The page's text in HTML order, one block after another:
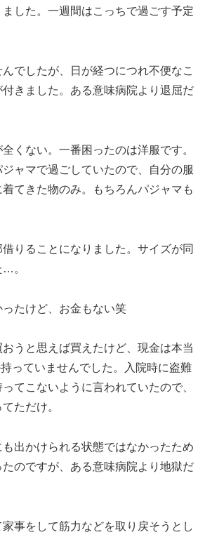
した。一週間はこっちで過ごす予定
でしたが、日が経つにつれ不便なこ
きました。ある意味病院より退屈だ
くない。一番困ったのは洋服です。
ャマで過ごしていたので、自分の服
てきた物のみ。もちろんパジャマも
りることになりました。サイズが同
…。
たけど、お金もない笑
うと思えば買えたけど、現金は本当
っていませんでした。入院時に盗難
てこないように言われていたので、
ただけ。
出かけられる状態ではなかったため
のですが、ある意味病院より地獄だ
事をして筋力などを取り戻そうとし